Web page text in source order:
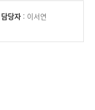
담당자 : 이서연